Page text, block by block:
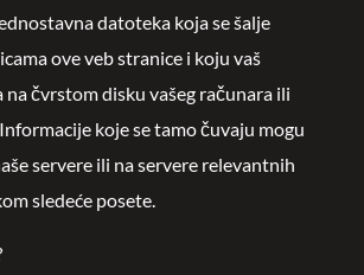
datoteka koja se šalje
ove veb stranice i koju vaš
čvrstom disku vašeg računara ili
koje se tamo čuvaju mogu
servere ili na servere relevantnih
sledeće posete.